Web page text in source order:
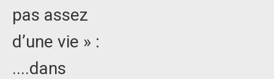
pas assez
d’une vie » :
....dans